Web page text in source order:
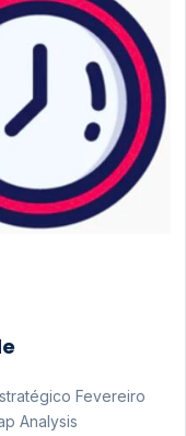
Fevereiro
Analysis